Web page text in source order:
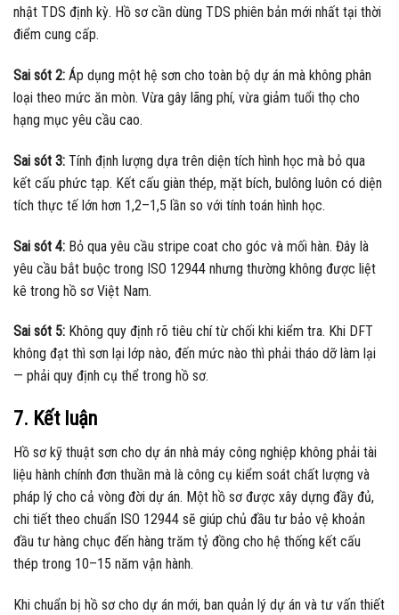
nhật TDS định kỳ. Hồ sơ cần dùng TDS phiên bản mới nhất tại thời
điểm cung cấp.
Sai sót 2: Áp dụng một hệ sơn cho toàn bộ dự án mà không phân
loại theo mức ăn mòn. Vừa gây lãng phí, vừa giảm tuổi thọ cho
hạng mục yêu cầu cao.
Sai sót 3: Tính định lượng dựa trên diện tích hình học mà bỏ qua
kết cấu phức tạp. Kết cấu giàn thép, mặt bích, bulông luôn có diện
tích thực tế lớn hơn 1,2–1,5 lần so với tính toán hình học.
Sai sót 4: Bỏ qua yêu cầu stripe coat cho góc và mối hàn. Đây là
yêu cầu bắt buộc trong ISO 12944 nhưng thường không được liệt
kê trong hồ sơ Việt Nam.
Sai sót 5: Không quy định rõ tiêu chí từ chối khi kiểm tra. Khi DFT
không đạt thì sơn lại lớp nào, đến mức nào thì phải tháo dỡ làm lại
— phải quy định cụ thể trong hồ sơ.
7. Kết luận
Hồ sơ kỹ thuật sơn cho dự án nhà máy công nghiệp không phải tài
liệu hành chính đơn thuần mà là công cụ kiểm soát chất lượng và
pháp lý cho cả vòng đời dự án. Một hồ sơ được xây dựng đầy đủ,
chi tiết theo chuẩn ISO 12944 sẽ giúp chủ đầu tư bảo vệ khoản
đầu tư hàng chục đến hàng trăm tỷ đồng cho hệ thống kết cấu
thép trong 10–15 năm vận hành.
Khi chuẩn bị hồ sơ cho dự án mới, ban quản lý dự án và tư vấn thiết